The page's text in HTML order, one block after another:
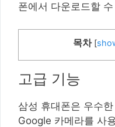
폰에서 다운로드할
목차 [
고급 기능
삼성 휴대폰은 우수
Google 카메라를 사